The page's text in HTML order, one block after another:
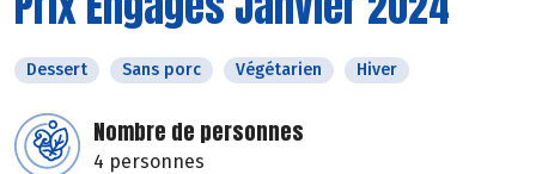
Dessert Sans porc Végétarien Hiver
Nombre de personnes
4 personnes